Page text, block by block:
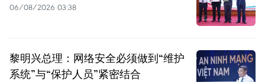
06/08/2026 03:38
黎明兴总理：网络安全必须做到“维护
系统”与“保护人员”紧密结合